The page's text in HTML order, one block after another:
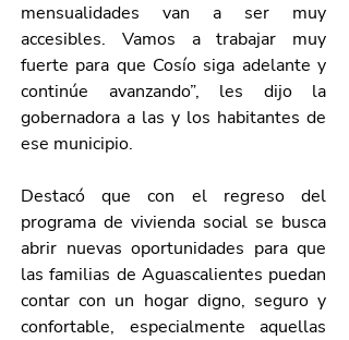
mensualidades van a ser muy
accesibles. Vamos a trabajar muy
fuerte para que Cosío siga adelante y
continúe avanzando”, les dijo la
gobernadora a las y los habitantes de
ese municipio.
Destacó que con el regreso del
programa de vivienda social se busca
abrir nuevas oportunidades para que
las familias de Aguascalientes puedan
contar con un hogar digno, seguro y
confortable, especialmente aquellas